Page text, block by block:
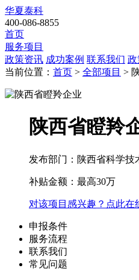
华夏泰科
400-086-8855
首页
服务项目
政策资讯 成功案例 联系我们 政
当前位置： 首页 > 全部项目 >
陕西省瞪羚
发布部门：陕西省科学技
补贴金额： 最高30万
对该项目感兴趣？点此在
申报条件
服务流程
联系我们
常见问题